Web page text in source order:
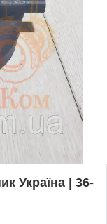
Україна | 36-